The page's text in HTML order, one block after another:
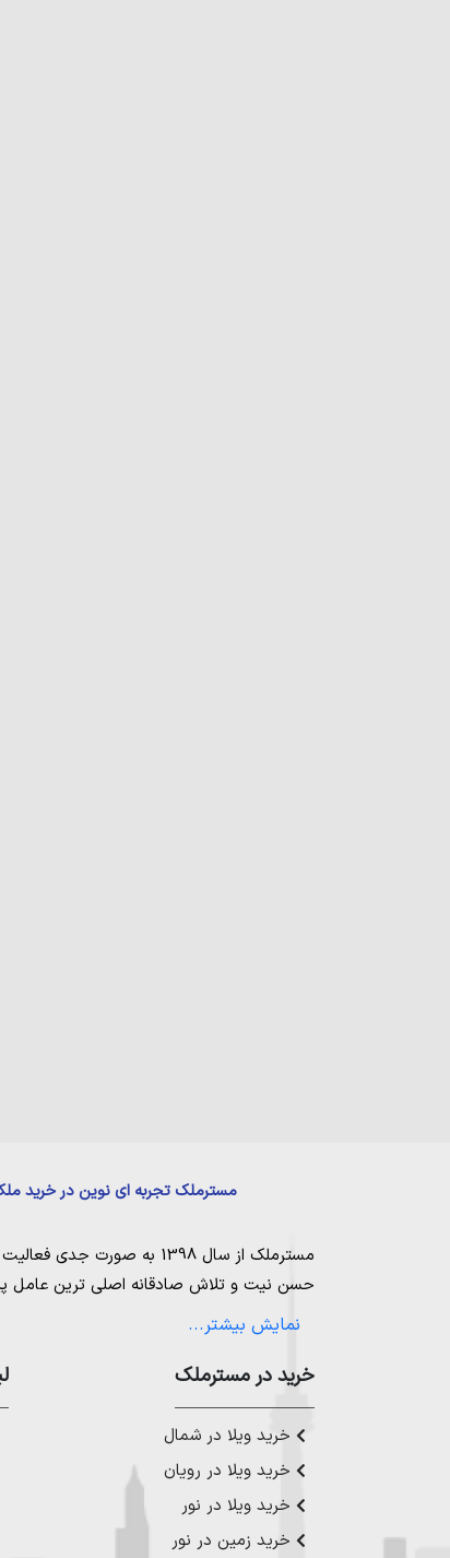
مسترملک تجربه ای نوین در خرید
مسترملک از سال 1398 به صورت جدی فعالیت خود را آغاز کرد. ما در مجموعه
حسن نیت و تلاش صادقانه اصلی ترین عامل
مساعی خویش را به کار میگیریم تا بتوانیم با
ملک در شمال،خرید زمین در نور خرید
رویان،خرید زمین در محمودآباد
چمستان ،خرید ویلا در نوشهر خرید ویلا
عزیز خدمت کنیم.
نمایش بیشتر...
خرید در مستر‌ملک
خرید ویلا در شمال
خرید ویلا در رویان
خرید ویلا در نور
خرید زمین در نور